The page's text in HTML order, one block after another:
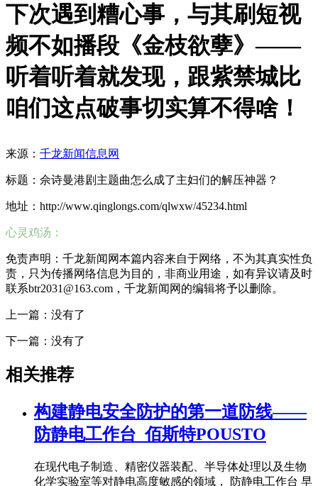
下次遇到糟心事，与其刷短视
频不如播段《金枝欲孽》——
听着听着就发现，跟紫禁城比
咱们这点破事切实算不得啥！
来源： 千龙新闻信息网
标题：佘诗曼港剧主题曲怎么成了主妇们的解压神器？
地址：http://www.qinglongs.com/qlwxw/45234.html
心灵鸡汤：
免责声明：千龙新闻网本篇内容来自于网络，不为其真实性负
责，只为传播网络信息为目的，非商业用途，如有异议请及时
联系btr2031@163.com，千龙新闻网的编辑将予以删除。
上一篇：没有了
下一篇：没有了
相关推荐
构建静电安全防护的第一道防线——
防静电工作台_佰斯特POUSTO
在现代电子制造、精密仪器装配、半导体处理以及生物
化学实验室等对静电高度敏感的领域， 防静电工作台 早